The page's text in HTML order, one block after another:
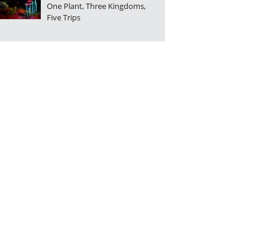
One Plant, Three Kingdoms,
Five Trips